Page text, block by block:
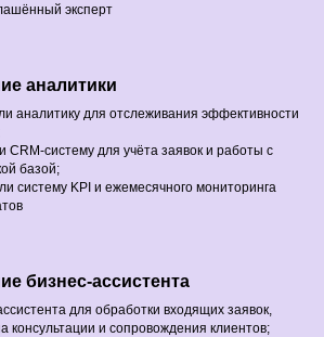
эксперт
аналитики
аналитику для отслеживания эффективности
CRM‑систему для учёта заявок и работы с
базой;
систему KPI и ежемесячного мониторинга
бизнес-ассистента
для обработки входящих заявок,
консультации и сопровождения клиентов;